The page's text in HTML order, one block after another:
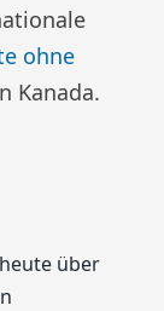
ohne
Kanada.
über